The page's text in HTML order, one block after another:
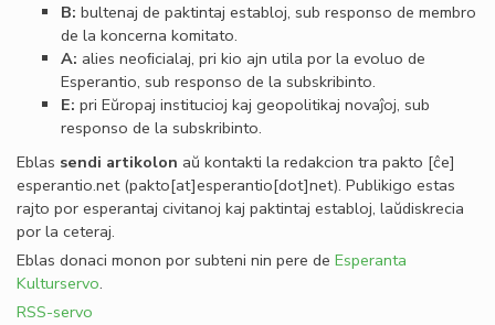
B: bultenaj de paktintaj establoj, sub responso de membro
de la koncerna komitato.
A: alies neoﬁcialaj, pri kio ajn utila por la evoluo de
Esperantio, sub responso de la subskribinto.
E: pri Eŭropaj institucioj kaj geopolitikaj novaĵoj, sub
responso de la subskribinto.
Eblas sendi artikolon aŭ kontakti la redakcion tra pakto [ĉe]
esperantio.net(pakto[at]esperantio[dot]net). Publikigo estas
rajto por esperantaj civitanoj kaj paktintaj establoj, laŭdiskrecia
por la ceteraj.
Eblas donaci monon por subteni nin pere de Esperanta
Kulturservo.
RSS-servo